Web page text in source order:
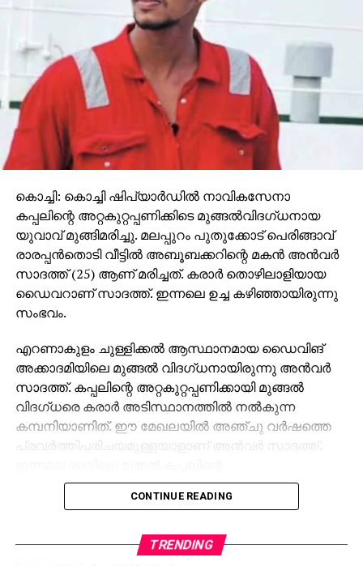
ജേക്സ് ബിജോയ് ആണ്. മലയാളം, തമിഴ്, തെലുങ്ക്,
കന്നഡ, ഹിന്ദി എന്നീ അഞ്ച് ഭാഷകളിലാണ് ‘തുടരും’
സ്ട്രീം ചെയ്യുന്നത്.
കൊച്ചി: കൊച്ചി ഷിപ്‌യാര്‍ഡില്‍ നാവികസേനാ
കപ്പലിന്റെ അറ്റകുറ്റപ്പണിക്കിടെ മുങ്ങല്‍വിദഗ്ധനായ
യുവാവ് മുങ്ങിമരിച്ചു. മലപ്പുറം പുതുക്കോട് പെരിങ്ങാവ്
രാരപ്പന്‍തൊടി വീട്ടില്‍ അബൂബക്കറിന്റെ മകന്‍ അന്‍വര്‍
സാദത്ത് (25) ആണ് മരിച്ചത്. കരാര്‍ തൊഴിലാളിയായ
ഡൈവറാണ് സാദത്ത്. ഇന്നലെ ഉച്ച കഴിഞ്ഞായിരുന്നു
സംഭവം.
എറണാകുളം ചുള്ളിക്കല്‍ ആസ്ഥാനമായ ഡൈവിങ്
അക്കാദമിയിലെ മുങ്ങല്‍ വിദഗ്ധനായിരുന്നു അന്‍വര്‍
സാദത്ത്. കപ്പലിന്റെ അറ്റകുറ്റപ്പണിക്കായി മുങ്ങല്‍
വിദഗ്ധരെ കരാര്‍ അടിസ്ഥാനത്തില്‍ നല്‍കുന്ന
കമ്പനിയാണിത്. ഈ മേഖലയില്‍ അഞ്ചു വര്‍ഷത്തെ
പ്രവര്‍ത്തിപരിചയമുള്ളയാളാണ് അന്‍വര്‍ സാദത്ത്.
അറ്റകുറ്റപ്പണിയുമായി ബന്ധപ്പെട്ട ജോലികള്‍ നടന്നു
വരികയായിരുന്നു. ഉച്ചകഴിഞ്ഞാണ് അന്‍വര്‍
മേഖലയില്‍ പ്രവര്‍ത്തിക്കുന്ന മറ്റൊരു ഡൈവറാണ്
CONTINUE READING
TRENDING